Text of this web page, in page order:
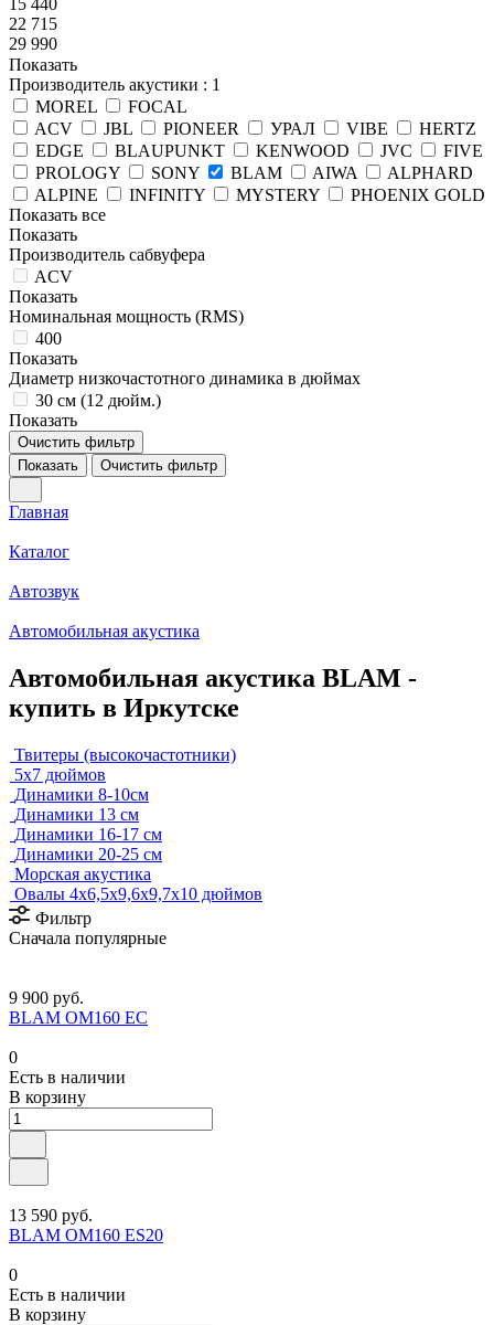
22 715
29 990
Показать
Производитель акустики : 1
MOREL
FOCAL
ACV
JBL PIONEER УРАЛ VIBE
HERTZ
EDGE
BLAUPUNKT KENWOOD JVC
FIVE
PROLOGY
SONY BLAM AIWA
ALPHARD
ALPINE
INFINITY MYSTERY
PHOENIX GOLD
Показать все
Показать
Производитель сабвуфера
ACV
Показать
Номинальная мощность (RMS)
400
Показать
Диаметр низкочастотного динамика в дюймах
30 см (12 дюйм.)
Показать
Очистить фильтр
Показать
Очистить фильтр
Главная
Каталог
Автозвук
Автомобильная акустика
Автомобильная акустика BLAM -
купить в Иркутске
Твитеры (высокочастотники)
5x7 дюймов
Динамики 8-10см
Динамики 13 см
Динамики 16-17 см
Динамики 20-25 см
Морская акустика
Овалы 4х6,5х9,6x9,7х10 дюймов
Фильтр
Сначала популярные
9 900 руб.
BLAM OM160 EC
0
Есть в наличии
В корзину
13 590 руб.
BLAM OM160 ES20
0
Есть в наличии
В корзину